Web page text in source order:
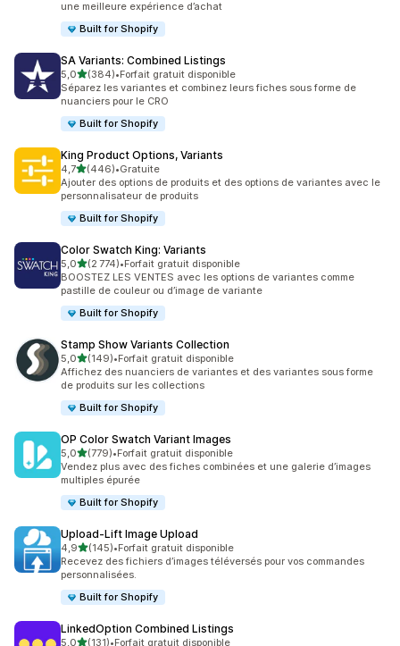
une meilleure expérience d’achat
Built for Shopify
SA Variants: Combined Listings
5,0étoile(s) sur 5
(384)
384 avis au total
•Forfait gratuit disponible
Séparez les variantes et combinez leurs fiches sous forme de
nuanciers pour le CRO
Built for Shopify
King Product Options, Variants
4,7étoile(s) sur 5
(446)
446 avis au total
•Gratuite
Ajouter des options de produits et des options de variantes avec le
personnalisateur de produits
Built for Shopify
Color Swatch King: Variants
5,0étoile(s) sur 5
(2 774)
2774 avis au total
•Forfait gratuit disponible
BOOSTEZ LES VENTES avec les options de variantes comme
pastille de couleur ou d’image de variante
Built for Shopify
Stamp Show Variants Collection
5,0étoile(s) sur 5
(149)
149 avis au total
•Forfait gratuit disponible
Affichez des nuanciers de variantes et des variantes sous forme
de produits sur les collections
Built for Shopify
OP Color Swatch Variant Images
5,0étoile(s) sur 5
(779)
779 avis au total
•Forfait gratuit disponible
Vendez plus avec des fiches combinées et une galerie d’images
multiples épurée
Built for Shopify
Upload‑Lift Image Upload
4,9étoile(s) sur 5
(145)
145 avis au total
•Forfait gratuit disponible
Recevez des fichiers d’images téléversés pour vos commandes
personnalisées.
Built for Shopify
LinkedOption Combined Listings
5,0étoile(s) sur 5
(131)•Forfait gratuit disponible